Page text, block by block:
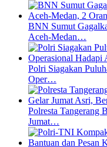
BNN Sumut
Aceh-Medan…
Polri Siagakan
Oper…
Polresta Tangerang
Jumat…